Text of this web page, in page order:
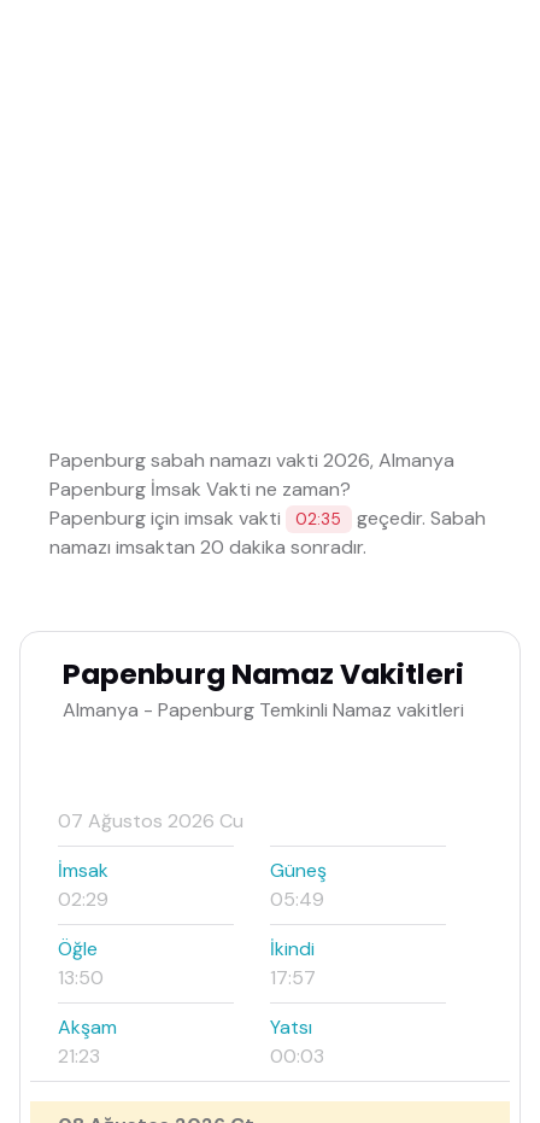
Papenburg sabah namazı vakti 2026, Almanya
Papenburg İmsak Vakti ne zaman?
Papenburg için imsak vakti
02:35
geçedir. Sabah
namazı imsaktan 20 dakika sonradır.
Papenburg Namaz Vakitleri
Almanya - Papenburg Temkinli Namaz vakitleri
07 Ağustos 2026 Cu
İmsak
02:29
Güneş
05:49
Öğle
13:50
İkindi
17:57
Akşam
21:23
Yatsı
00:03